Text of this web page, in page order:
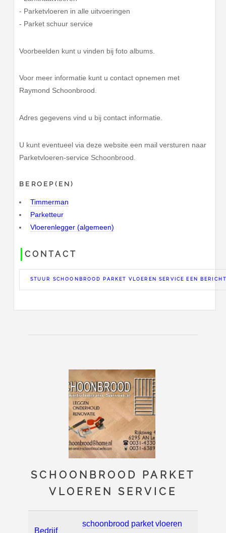
- Parketvloeren in alle uitvoeringen
- Parket schuur service
Voorbeelden kunt u vinden bij foto albums.
Voor meer informatie kunt u contact opnemen met
Raymond Schoonbrood.
Adres gegevens vind u bij contact informatie.
U kunt eventueel via deze website een mail versturen naar
Parketvloeren-service Schoonbrood.
BEROEP(EN)
Timmerman
Parketteur
Vloerenlegger (algemeen)
CONTACT
STUUR SCHOONBROOD PARKET VLOEREN SERVICE EEN
SCHOONBROOD PARKET
VLOEREN SERVICE
Bedrijf
schoonbrood parket vloeren